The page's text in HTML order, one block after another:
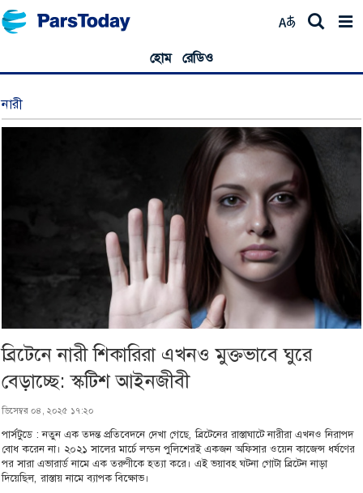
হোম রেডিও
নারী
ব্রিটেনে নারী শিকারিরা এখনও মুক্তভাবে ঘুরে
বেড়াচ্ছে: স্কটিশ আইনজীবী
ডিসেম্বর ০৪, ২০২৫ ১৭:২০
পার্সটুডে : নতুন এক তদন্ত প্রতিবেদনে দেখা গেছে, ব্রিটেনের রাস্তাঘাটে নারীরা এখনও নিরাপদ
বোধ করেন না। ২০২১ সালের মার্চে লন্ডন পুলিশেরই একজন অফিসার ওয়েন কাজেন্স ধর্ষণের
পর সারা এভারার্ড নামে এক তরুণীকে হত্যা করে। এই ভয়াবহ ঘটনা গোটা ব্রিটেন নাড়া
দিয়েছিল, রাস্তায় নামে ব্যাপক বিক্ষোভ।